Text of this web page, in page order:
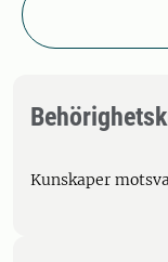
Kunskaper